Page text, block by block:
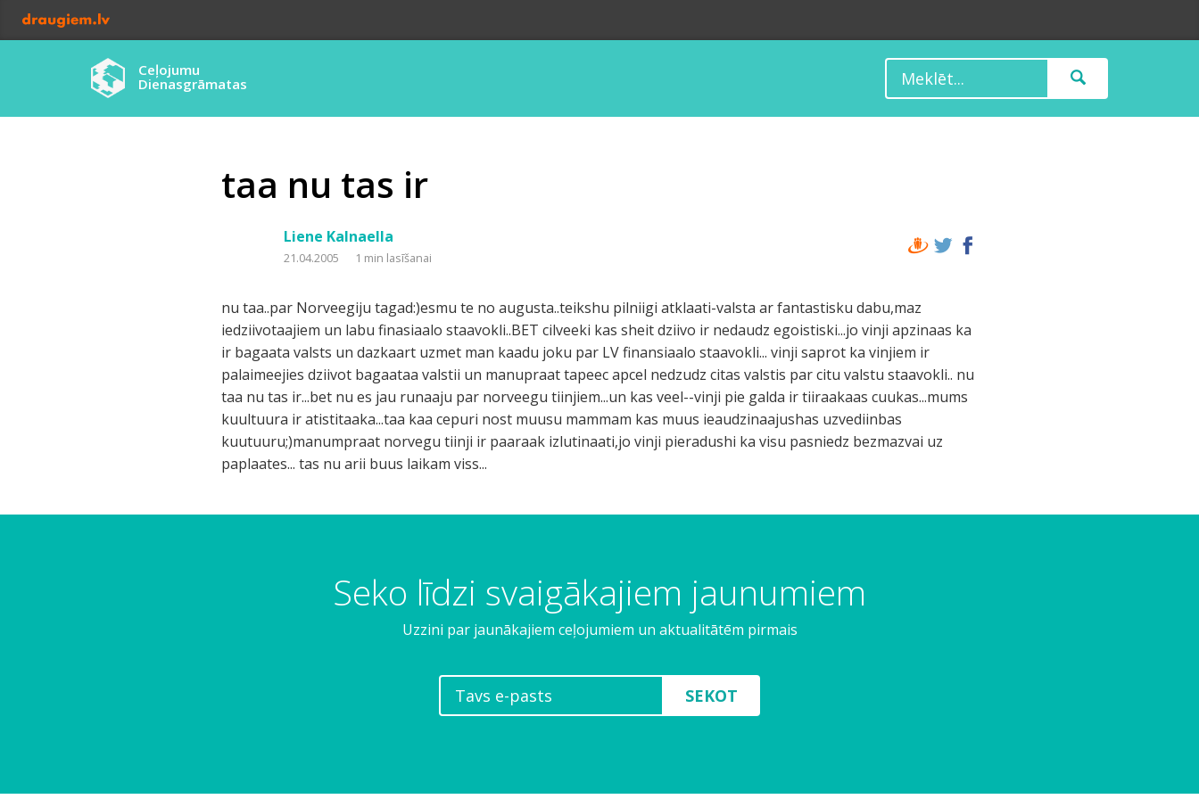
Ceļojumu
Dienasgrāmatas
taa nu tas ir
Liene Kalnaella
21.04.2005 1 min lasīšanai
nu taa..par Norveegiju tagad:)esmu te no augusta..teikshu pilniigi atklaati-valsta ar fantastisku dabu,maz
iedziivotaajiem un labu finasiaalo staavokli..BET cilveeki kas sheit dziivo ir nedaudz egoistiski...jo vinji apzinaas ka
ir bagaata valsts un dazkaart uzmet man kaadu joku par LV finansiaalo staavokli... vinji saprot ka vinjiem ir
palaimeejies dziivot bagaataa valstii un manupraat tapeec apcel nedzudz citas valstis par citu valstu staavokli.. nu
taa nu tas ir...bet nu es jau runaaju par norveegu tiinjiem...un kas veel--vinji pie galda ir tiiraakaas cuukas...mums
kuultuura ir atistitaaka...taa kaa cepuri nost muusu mammam kas muus ieaudzinaajushas uzvediinbas
kuutuuru;)manumpraat norvegu tiinji ir paaraak izlutinaati,jo vinji pieradushi ka visu pasniedz bezmazvai uz
paplaates... tas nu arii buus laikam viss...
Seko līdzi svaigākajiem jaunumiem
Uzzini par jaunākajiem ceļojumiem un aktualitātēm pirmais
SEKOT